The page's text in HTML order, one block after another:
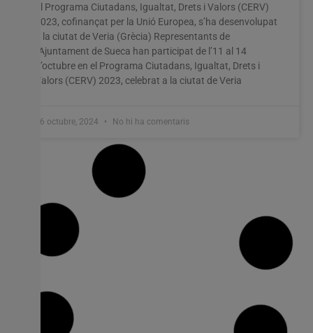
El Programa Ciutadans, Igualtat, Drets i Valors (CERV)
2023, cofinançat per la Unió Europea, s’ha desenvolupat
a la ciutat de Veria (Grècia) Representants de
l’Ajuntament de Sueca han participat de l’11 al 14
d’octubre en el Programa Ciutadans, Igualtat, Drets i
Valors (CERV) 2023, celebrat a la ciutat de Veria
16 octubre, 2024 No hi ha comentaris